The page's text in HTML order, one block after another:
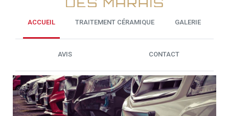
ACCUEIL TRAITEMENT CÉRAMIQUE GALERIE
AVIS CONTACT